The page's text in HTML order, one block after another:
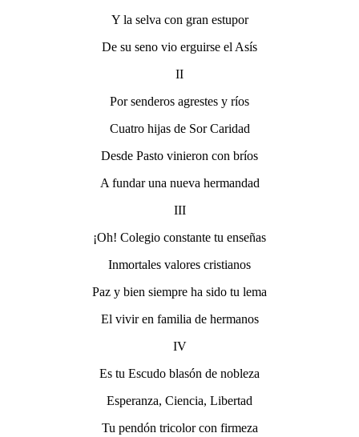
Y la selva con gran estupor
De su seno vio erguirse el Asís
II
Por senderos agrestes y ríos
Cuatro hijas de Sor Caridad
Desde Pasto vinieron con bríos
A fundar una nueva hermandad
III
¡Oh! Colegio constante tu enseñas
Inmortales valores cristianos
Paz y bien siempre ha sido tu lema
El vivir en familia de hermanos
IV
Es tu Escudo blasón de nobleza
Esperanza, Ciencia, Libertad
Tu pendón tricolor con firmeza